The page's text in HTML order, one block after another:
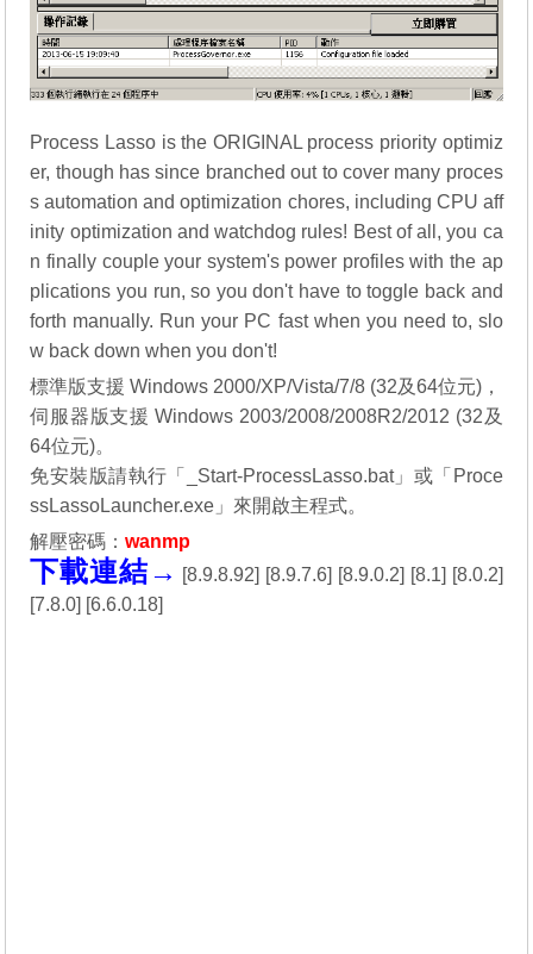
Process Lasso is the ORIGINAL process priority optimiz
er, though has since branched out to cover many proces
s automation and optimization chores, including CPU aff
inity optimization and watchdog rules! Best of all, you ca
n finally couple your system's power profiles with the ap
plications you run, so you don't have to toggle back and
forth manually. Run your PC fast when you need to, slo
w back down when you don't!
標準版支援 Windows 2000/XP/Vista/7/8 (32及64位元)，
伺服器版支援 Windows 2003/2008/2008R2/2012 (32及
64位元)。
免安裝版請執行「_Start-ProcessLasso.bat」或「Proce
ssLassoLauncher.exe」來開啟主程式。
解壓密碼：wanmp
下載連結→ [8.9.8.92] [8.9.7.6] [8.9.0.2] [8.1] [8.0.2]
[7.8.0] [6.6.0.18]